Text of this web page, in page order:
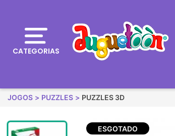
CATEGORIAS
JOGOS PUZZLES PUZZLES 3D
ESGOTADO